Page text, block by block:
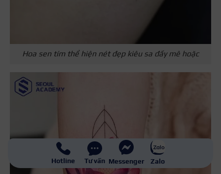
Hoa sen tím thể hiện nét đẹp kiêu sa đầy mê hoặc
Hotline Tư vấn Messenger Zalo